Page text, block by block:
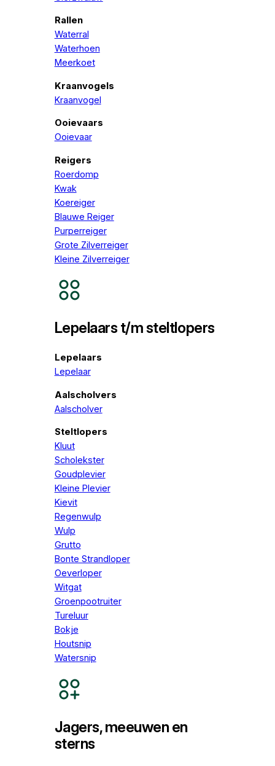
Rallen
Waterral
Waterhoen
Meerkoet
Kraanvogels
Kraanvogel
Ooievaars
Ooievaar
Reigers
Roerdomp
Kwak
Koereiger
Blauwe Reiger
Purperreiger
Grote Zilverreiger
Kleine Zilverreiger
Lepelaars t/m steltlopers
Lepelaars
Lepelaar
Aalscholvers
Aalscholver
Steltlopers
Kluut
Scholekster
Goudplevier
Kleine Plevier
Kievit
Regenwulp
Wulp
Grutto
Bonte Strandloper
Oeverloper
Witgat
Groenpootruiter
Tureluur
Bokje
Houtsnip
Watersnip
Jagers, meeuwen en
sterns